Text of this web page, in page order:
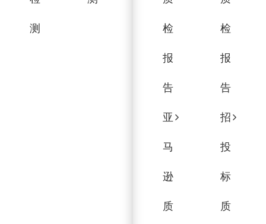
测 检
报
告
检
报
告
亚
马
逊
质
招
投
标
质